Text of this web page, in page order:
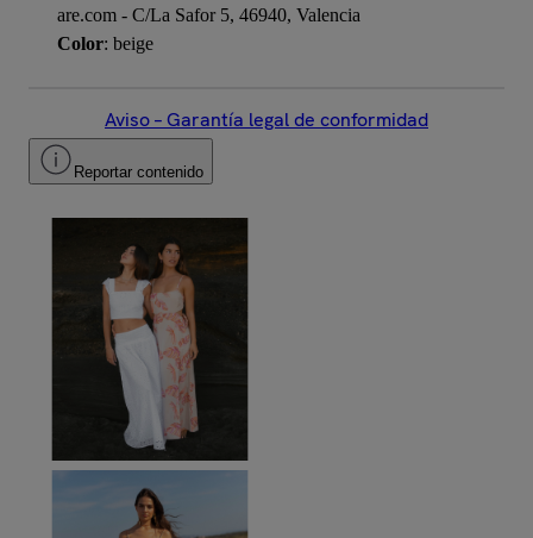
are.com - C/La Safor 5, 46940, Valencia
Color: beige
Aviso – Garantía legal de conformidad
Reportar contenido